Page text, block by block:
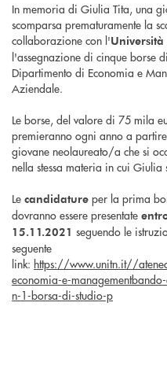
In memoria di Giulia Tita, una
scomparsa prematuramente la
collaborazione con l'
l'assegnazione di cinque borse
Dipartimento di Economia e
Aziendale.
Le borse, del valore di 75 mila
premieranno ogni anno a
giovane neolaureato/a che si
nella stessa materia in cui
Le candidature per la prima
dovranno essere presentate
15.11.2021 seguendo le
seguente
link: https://www.unitn.it//
economia-e-
n-1-borsa-di-studio-p